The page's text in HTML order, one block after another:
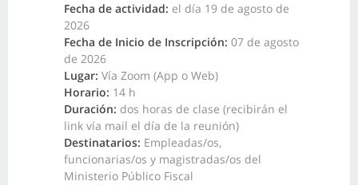
Fecha de actividad: el día 19 de agosto de
2026
Fecha de Inicio de Inscripción: 07 de agosto
de 2026
Lugar: Vía Zoom (App o Web)
Horario: 14 h
Duración: dos horas de clase (recibirán el
link vía mail el día de la reunión)
Destinatarios: Empleadas/os,
funcionarias/os y magistradas/os del
Ministerio Público Fiscal